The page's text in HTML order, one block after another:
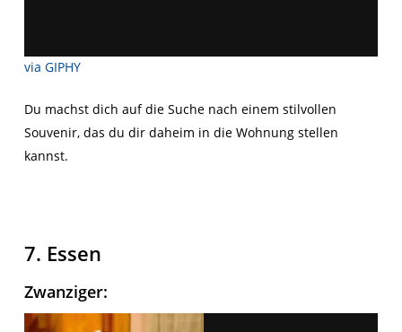
via GIPHY
Du machst dich auf die Suche nach einem stilvollen
Souvenir, das du dir daheim in die Wohnung stellen
kannst.
7. Essen
Zwanziger: